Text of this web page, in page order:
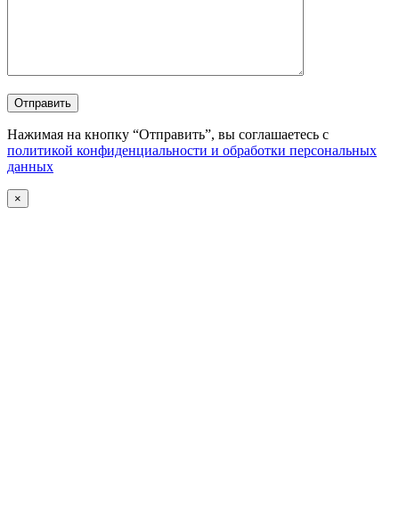
Отправить
Нажимая на кнопку “Отправить”, вы соглашаетесь с
политикой конфиденциальности и обработки персональных
данных
×